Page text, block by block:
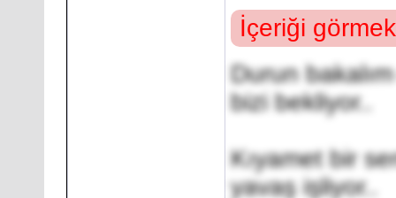
İçeriği
Durun
bizi bekliyor..
Kıyamet bir
yavaş işliyor..